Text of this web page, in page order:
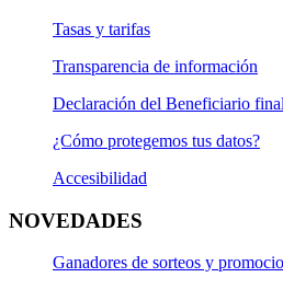
Tasas y tarifas
Transparencia de información
Declaración del Beneficiario final
¿Cómo protegemos tus datos?
Accesibilidad
NOVEDADES
Ganadores de sorteos y